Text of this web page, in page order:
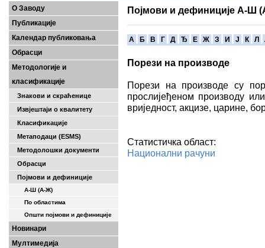
О Заводу
Публикације
Календар публиковања
Обрасци
Методологије и
класификације
Знакови и скраћенице
Извјештаји о квалитету
Класификације
Метаподаци (ESMS)
Методолошки документи
Обрасци
Појмови и дефиниције
А-Ш (A-Ж)
По областима
Општи појмови и дефиниције
Новинари
Мултимедија
Појмови и дефиниције А-Ш
A Б В Г Д Ђ Е Ж З И Ј К Л
Порези на производе
Порези на производе су
прослијеђеном производу
вриједност, акцизе, царине,
Статистичка област:
Национални рачуни